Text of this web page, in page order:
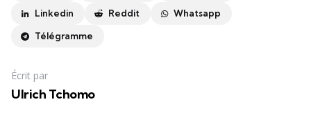
Linkedin Reddit Whatsapp
Télégramme
Écrit par
Ulrich Tchomo